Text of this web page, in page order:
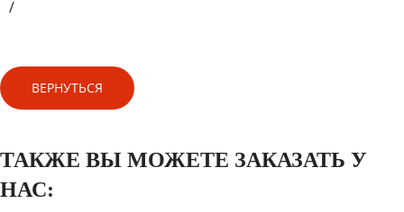
/
ВЕРНУТЬСЯ
ТАКЖЕ ВЫ МОЖЕТЕ ЗАКАЗАТЬ У
НАС: